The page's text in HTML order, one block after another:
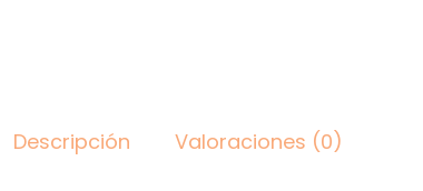
Descripción Valoraciones (0)